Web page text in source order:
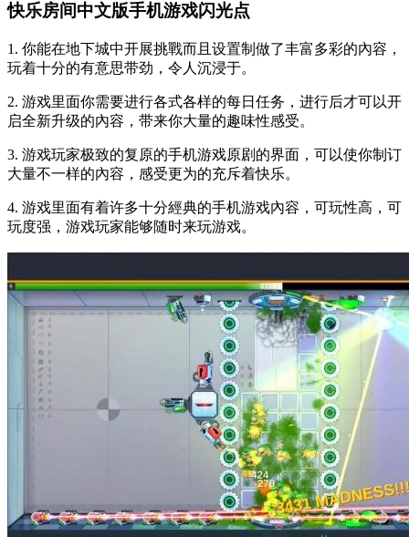
快乐房间中文版手机游戏闪光点
1. 你能在地下城中开展挑戰而且设置制做了丰富多彩的內容，
玩着十分的有意思带劲，令人沉浸于。
2. 游戏里面你需要进行各式各样的每日任务，进行后才可以开
启全新升级的內容，带来你大量的趣味性感受。
3. 游戏玩家极致的复原的手机游戏原剧的界面，可以使你制订
大量不一样的內容，感受更为的充斥着快乐。
4. 游戏里面有着许多十分經典的手机游戏內容，可玩性高，可
玩度强，游戏玩家能够随时来玩游戏。